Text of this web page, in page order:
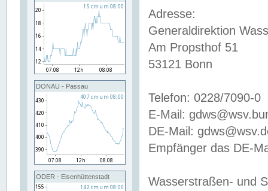
DONAU - Passau
ODER - Eisenhüttenstadt
Adresse:
Generaldirektion
Am Propsthof 51
53121 Bonn
Telefon: 0228/7090-0
E-Mail:
DE-Mail:
Empfänger das DE-
Wasserstraßen- und